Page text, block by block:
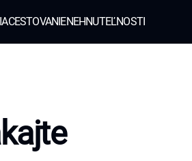
CESTOVANIENEHNUTEĽNOSTI